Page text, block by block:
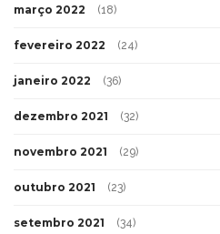
março 2022 (18)
fevereiro 2022 (24)
janeiro 2022 (36)
dezembro 2021 (32)
novembro 2021 (29)
outubro 2021 (23)
setembro 2021 (34)